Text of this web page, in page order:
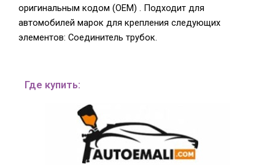
оригинальным кодом (OEM) . Подходит для
автомобилей марок для крепления следующих
элементов: Соединитель трубок.
Где купить: